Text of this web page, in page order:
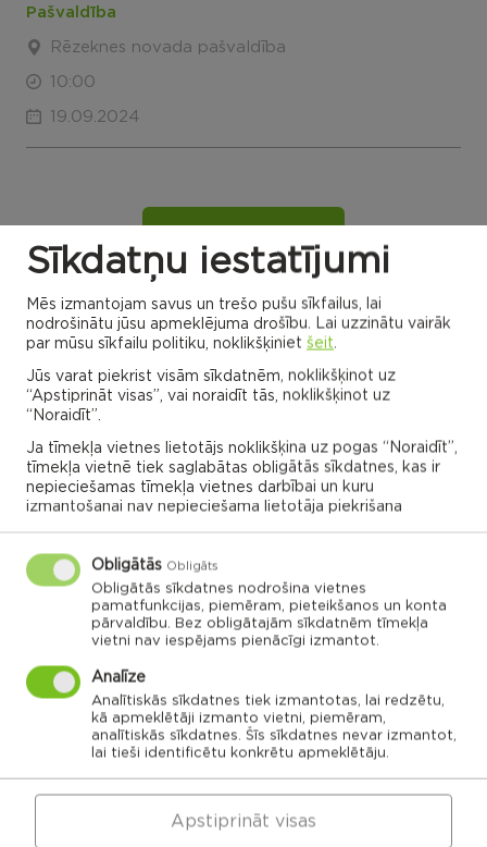
Pašvaldība
Rēzeknes novada pašvaldība
10:00
19.09.2024
Rēzeknes novada karte
Noklikšķini uz pagasta vai apvienības kartes, lai
APVIENĪBU PĀRVALDES
Dricānu apvienības
pārvalde
Nautrēnu apvienības
pārvalde
Nagļu pagasts
Gaigalavas
pagasts
Stružānu
pagasts
Nautrēnu
pagasts
Ilzeskalna
Audriņu
Bērzgales
Sīkdatņu iestatījumi
Mēs izmantojam savus un trešo pušu sīkfailus, lai
nodrošinātu jūsu apmeklējuma drošību. Lai uzzinātu vairāk
par mūsu sīkfailu politiku, noklikšķiniet šeit.
Jūs varat piekrist visām sīkdatnēm, noklikšķinot uz
“Apstiprināt visas”, vai noraidīt tās, noklikšķinot uz
“Noraidīt”.
Ja tīmekļa vietnes lietotājs noklikšķina uz pogas “Noraidīt”,
tīmekļa vietnē tiek saglabātas obligātās sīkdatnes, kas ir
nepieciešamas tīmekļa vietnes darbībai un kuru
izmantošanai nav nepieciešama lietotāja piekrišana
Obligātās Obligāts
Obligātās sīkdatnes nodrošina vietnes
pamatfunkcijas, piemēram, pieteikšanos un konta
pārvaldību. Bez obligātajām sīkdatnēm tīmekļa
vietni nav iespējams pienācīgi izmantot.
Analīze
Analītiskās sīkdatnes tiek izmantotas, lai redzētu,
kā apmeklētāji izmanto vietni, piemēram,
analītiskās sīkdatnes. Šīs sīkdatnes nevar izmantot,
lai tieši identificētu konkrētu apmeklētāju.
Apstiprināt visas